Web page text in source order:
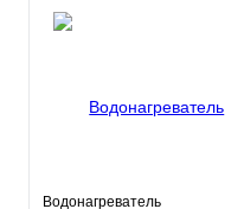
Водонагреватель